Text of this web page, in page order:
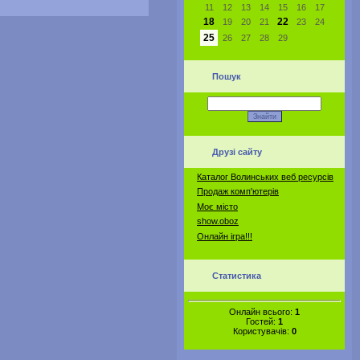
11
12 13 14 15 16 17
18 19 20 21 22 23 24
25 26 27 28 29
Пошук
Друзі сайту
Каталог Волинських веб ресурсів
Продаж комп'ютерів
Моє місто
show.oboz
Онлайн ігра!!!
Статистика
Онлайн всього: 1
Гостей: 1
Користувачів: 0